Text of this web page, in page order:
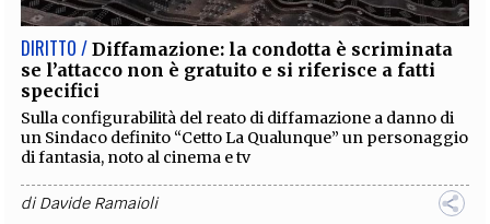
DIRITTO / Diffamazione: la condotta è scriminata
se l’attacco non è gratuito e si riferisce a fatti
specifici
Sulla configurabilità del reato di diffamazione a danno di
un Sindaco definito “Cetto La Qualunque” un personaggio
di fantasia, noto al cinema e tv
diDavide Ramaioli